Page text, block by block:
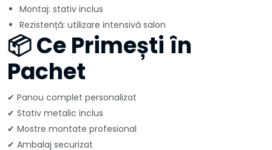
Montaj: stativ inclus
Rezistență: utilizare intensivă salon
📦 Ce Primești în
Pachet
✔ Panou complet personalizat
✔ Stativ metalic inclus
✔ Mostre montate profesional
✔ Ambalaj securizat